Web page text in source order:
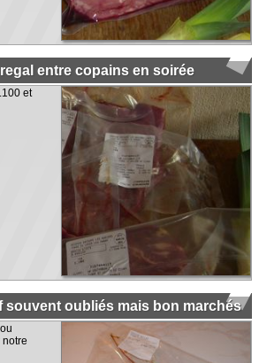
entre copains en soirée
et
souvent oubliés mais bon marchés